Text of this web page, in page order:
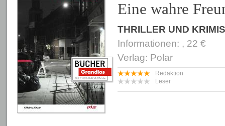
Eine wahre
THRILLER UND KRIMIS
Informationen: , 22 €
Verlag: Polar
Redaktion
Leser